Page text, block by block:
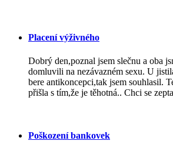
Placení výživného
Dobrý den,poznal jsem slečnu a oba
domluvili na nezávazném sexu. U
bere antikoncepci,tak jsem souhlasil.
přišla s tím,že je těhotná.. Chci se
Poškození bankovek